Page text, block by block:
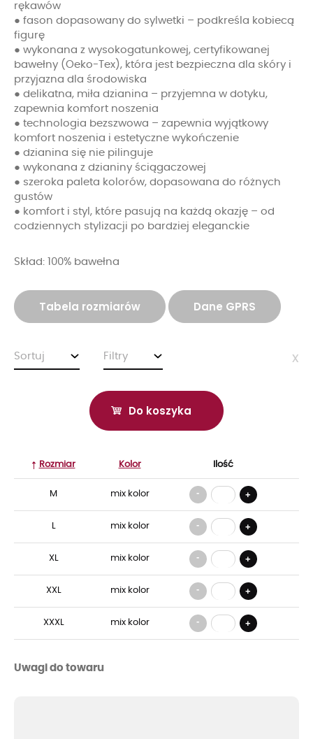
rękawów
● fason dopasowany do sylwetki – podkreśla kobiecą
figurę
● wykonana z wysokogatunkowej, certyfikowanej
bawełny (Oeko-Tex), która jest bezpieczna dla skóry i
przyjazna dla środowiska
● delikatna, miła dzianina – przyjemna w dotyku,
zapewnia komfort noszenia
● technologia bezszwowa – zapewnia wyjątkowy
komfort noszenia i estetyczne wykończenie
● dzianina się nie pilinguje
● wykonana z dzianiny ściągaczowej
● szeroka paleta kolorów, dopasowana do różnych
gustów
● komfort i styl, które pasują na każdą okazję – od
codziennych stylizacji po bardziej eleganckie
Skład: 100% bawełna
Tabela rozmiarów Dane GPRS
Sortuj Filtry x
Do koszyka
Rozmiar Kolor Ilość
M mix kolor - +
L mix kolor - +
XL mix kolor - +
XXL mix kolor - +
XXXL mix kolor - +
Uwagi do towaru